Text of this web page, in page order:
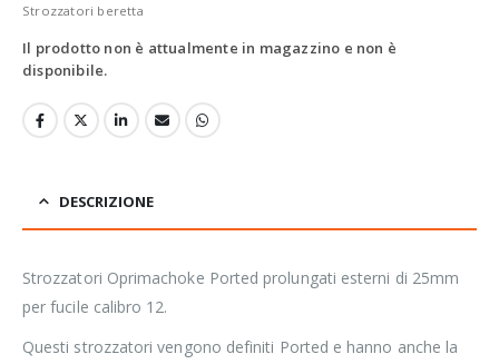
Strozzatori beretta
Il prodotto non è attualmente in magazzino e non è
disponibile.
DESCRIZIONE
Strozzatori Oprimachoke Ported prolungati esterni di 25mm
per fucile calibro 12.
Questi strozzatori vengono definiti Ported e hanno anche la